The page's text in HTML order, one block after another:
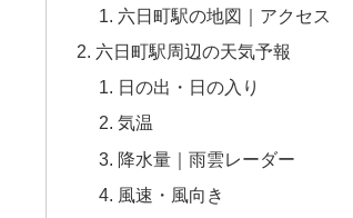
六日町駅の地図｜アクセス
六日町駅周辺の天気予報
日の出・日の入り
気温
降水量｜雨雲レーダー
風速・風向き